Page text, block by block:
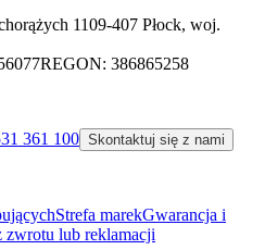
1109-407 Płock, woj.
REGON: 386865258
361 100 Skontaktuj się z nami
Strefa marekGwarancja i
zwrotu lub reklamacji